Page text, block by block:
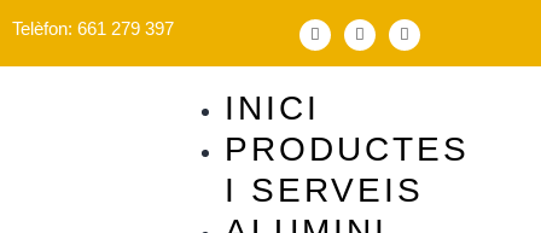
Telèfon: 661 279 397
INICI
PRODUCTES
I SERVEIS